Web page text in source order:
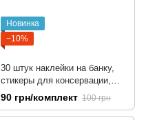
Новинка
−10%
30 штук наклейки на банку,
стикеры для консервации,
кухонные этикетки на банки
10x6 cм
90 грн/комплект 100 грн